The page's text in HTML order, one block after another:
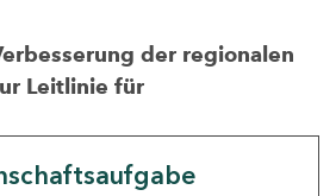
der regionalen
Leitlinie für